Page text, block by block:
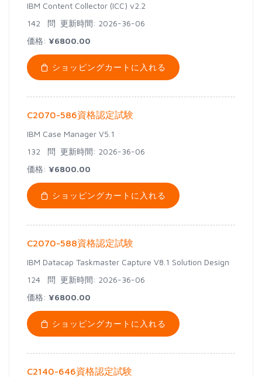
IBM Content Collector (ICC) v2.2
142 問 更新時間: 2026-36-06
価格: ¥6800.00
ショッピングカートに入れる
C2070-586資格認定試験
IBM Case Manager V5.1
132 問 更新時間: 2026-36-06
価格: ¥6800.00
ショッピングカートに入れる
C2070-588資格認定試験
IBM Datacap Taskmaster Capture V8.1 Solution Design
124 問 更新時間: 2026-36-06
価格: ¥6800.00
ショッピングカートに入れる
C2140-646資格認定試験